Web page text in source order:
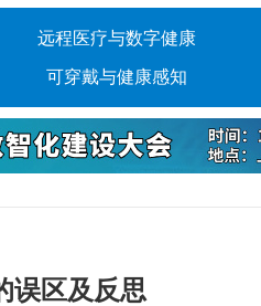
远程医疗与数字健康
可穿戴与健康感知
误区及反思